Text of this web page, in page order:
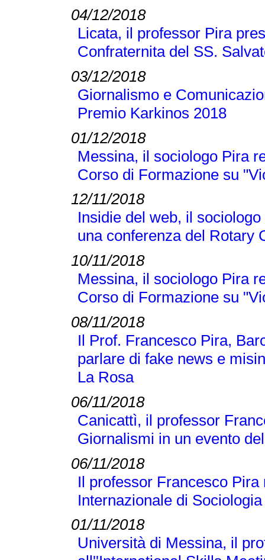
04/12/2018
Licata, il professor Pira
Confraternita del SS.
03/12/2018
Giornalismo e
Premio Karkinos 2018
01/12/2018
Messina, il sociologo Pira
Corso di Formazione su
12/11/2018
Insidie del web, il
una conferenza del Rotary
10/11/2018
Messina, il sociologo Pira
Corso di Formazione su
08/11/2018
Il Prof. Francesco Pira,
parlare di fake news e
La Rosa
06/11/2018
Canicattì, il professor
Giornalismi in un evento
06/11/2018
Il professor Francesco
Internazionale di
01/11/2018
Università di Messina, il